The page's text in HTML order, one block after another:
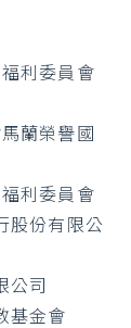
利委員會
蘭榮譽國
利委員會
份有限公
司
基金會